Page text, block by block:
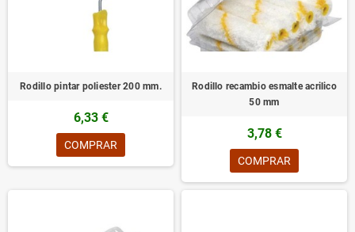
Rodillo pintar poliester 200 mm.
6,33 €
COMPRAR
Rodillo recambio esmalte acrilico
50 mm
3,78 €
COMPRAR